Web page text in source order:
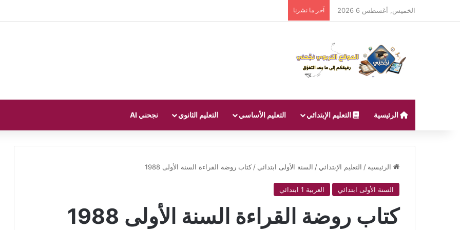
الخميس, أغسطس 6 2026 آخر ما نشرنا
الرئيسية التعليم الإبتدائي التعليم الأساسي التعليم الثانوي نجحني AI
الرئيسية / التعليم الإبتدائي / السنة الأولى ابتدائي / كتاب روضة القراءة السنة الأولى 1988
السنة الأولى ابتدائي العربية 1 ابتدائي
كتاب روضة القراءة السنة الأولى 1988